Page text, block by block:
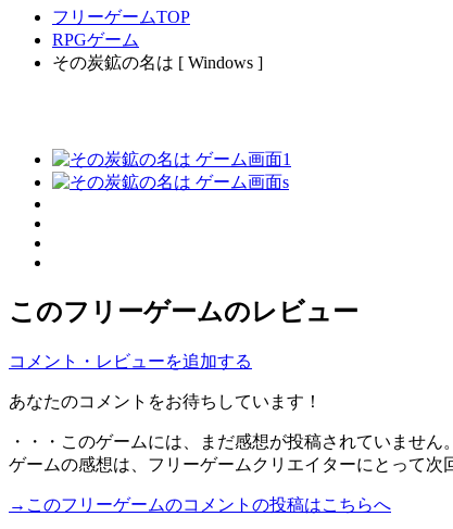
フリーゲームTOP
RPGゲーム
その炭鉱の名は [ Windows ]
このフリーゲームのレビュー
コメント・レビューを追加する
あなたのコメントをお待ちしています！
・・・このゲームには、まだ感想が投稿されていません
ゲームの感想は、フリーゲームクリエイターにとって次
→このフリーゲームのコメントの投稿はこちらへ